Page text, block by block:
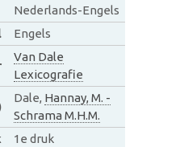
Nederlands-Engels
Engels
Van Dale
Lexicografie
Dale, Hannay, M. -
Schrama M.H.M.
1e druk